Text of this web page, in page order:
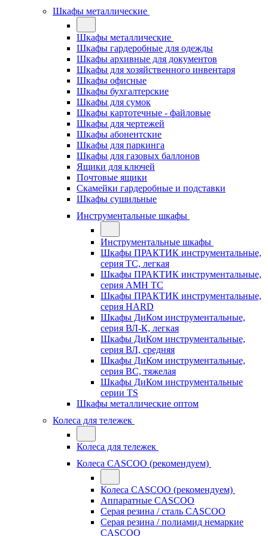
Шкафы металлические
Шкафы металлические
Шкафы гардеробные для одежды
Шкафы архивные для документов
Шкафы для хозяйственного инвентаря
Шкафы офисные
Шкафы бухгалтерские
Шкафы для сумок
Шкафы картотечные - файловые
Шкафы для чертежей
Шкафы абонентские
Шкафы для паркинга
Шкафы для газовых баллонов
Ящики для ключей
Почтовые ящики
Скамейки гардеробные и подставки
Шкафы сушильные
Инструментальные шкафы
Инструментальные шкафы
Шкафы ПРАКТИК инструментальные,
серия ТC, легкая
Шкафы ПРАКТИК инструментальные,
серия AMH TC
Шкафы ПРАКТИК инструментальные,
серия HARD
Шкафы ДиКом инструментальные,
cерия ВЛ-К, легкая
Шкафы ДиКом инструментальные,
серия ВЛ, средняя
Шкафы ДиКом инструментальные,
серия ВС, тяжелая
Шкафы ДиКом инструментальные
серии TS
Шкафы металлические оптом
Колеса для тележек
Колеса для тележек
Колеса CASCOO (рекомендуем)
Колеса CASCOO (рекомендуем)
Аппаратные CASCOO
Серая резина / сталь CASCOO
Серая резина / полиамид немаркие
CASCOO